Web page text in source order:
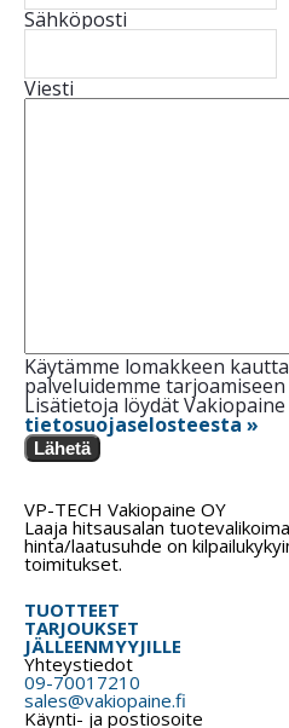
Sähköposti
Viesti
Käytämme lomakkeen
palveluidemme
Lisätietoja löydät Vakiopaine
tietosuojaselosteesta »
Lähetä
VP-TECH Vakiopaine OY
Laaja hitsausalan
hinta/laatusuhde on
toimitukset.
TUOTTEET
TARJOUKSET
JÄLLEENMYYJILLE
Yhteystiedot
09-70017210
sales@vakiopaine.fi
Käynti- ja postiosoite